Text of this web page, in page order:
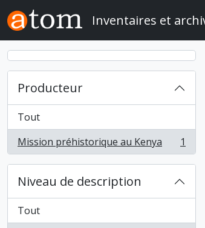
Skip to main content
Inventaires et
Producteur
Tout
Mission préhistorique au Kenya
, 1 résultats 1
Niveau de description
Tout